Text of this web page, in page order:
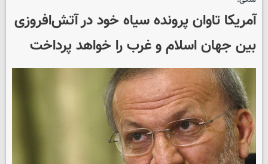
آمریکا تاوان پرونده سیاه خود در آتش‌افروزی
بین جهان اسلام و غرب را خواهد پرداخت